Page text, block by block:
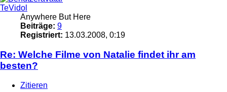
TeVidol
Anywhere But Here
Beiträge: 9
Registriert: 13.03.2008, 0:19
Re: Welche Filme von Natalie findet ihr am
besten?
Zitieren